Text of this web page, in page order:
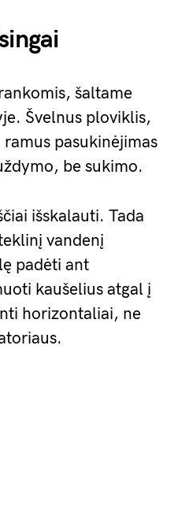
šaltame
Švelnus ploviklis,
pasukinėjimas
be sukimo.
išskalauti. Tada
vandenį
padėti ant
kaušelius atgal į
horizontaliai, ne